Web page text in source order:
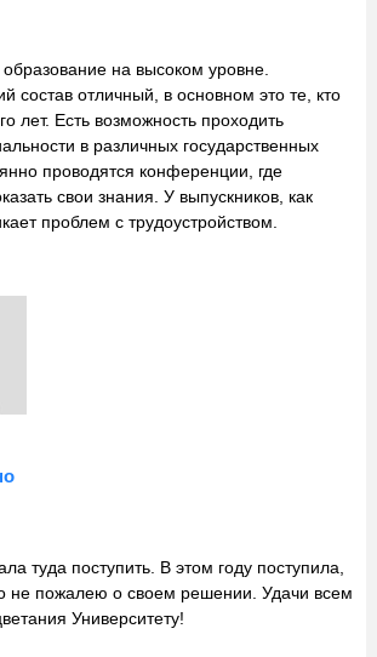
на высоком уровне.
состав отличный, в основном это те, кто
лет. Есть возможность проходить
в различных государственных
проводятся конференции, где
свои знания. У выпускников, как
проблем с трудоустройством.
туда поступить. В этом году поступила,
не пожалею о своем решении. Удачи всем
Университету!